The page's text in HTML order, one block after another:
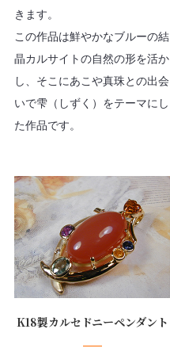
きます。
この作品は鮮やかなブルーの結
晶カルサイトの自然の形を活か
し、そこにあこや真珠との出会
いで雫（しずく）をテーマにし
た作品です。
K18製カルセドニーペンダント